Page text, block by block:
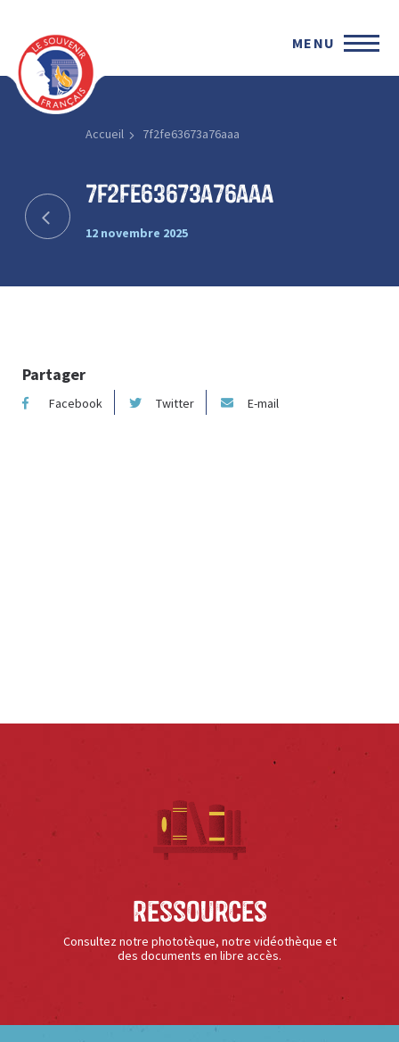
MENU
Accueil 7f2fe63673a76aaa
7f2fe63673a76aaa
12 novembre 2025
Partager
Facebook Twitter E-mail
Ressources
Consultez notre phototèque, notre vidéothèque et
des documents en libre accès.